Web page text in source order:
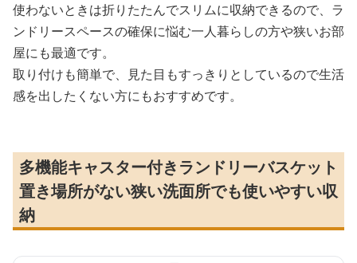
使わないときは折りたたんでスリムに収納できるので、ラ
ンドリースペースの確保に悩む一人暮らしの方や狭いお部
屋にも最適です。
取り付けも簡単で、見た目もすっきりとしているので生活
感を出したくない方にもおすすめです。
多機能キャスター付きランドリーバスケット
置き場所がない狭い洗面所でも使いやすい収
納